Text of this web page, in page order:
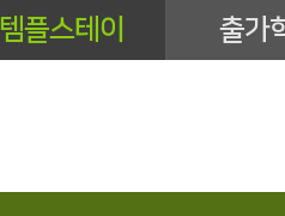
템플스테이 출가